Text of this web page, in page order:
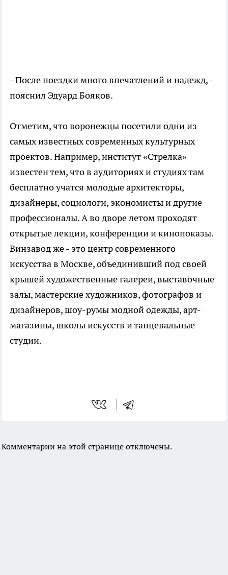
- После поездки много впечатлений и надежд, -
пояснил Эдуард Бояков.
Отметим, что воронежцы посетили одни из
самых известных современных культурных
проектов. Например, институт «Стрелка»
известен тем, что в аудиториях и студиях там
бесплатно учатся молодые архитекторы,
дизайнеры, социологи, экономисты и другие
профессионалы. А во дворе летом проходят
открытые лекции, конференции и кинопоказы.
Винзавод же - это центр современного
искусства в Москве, объединивший под своей
крышей художественные галереи, выставочные
залы, мастерские художников, фотографов и
дизайнеров, шоу-румы модной одежды, арт-
магазины, школы искусств и танцевальные
студии.
Комментарии на этой странице отключены.